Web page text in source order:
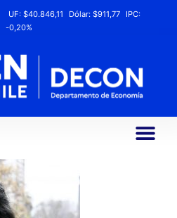
UF: $40.846,11 Dólar: $911,77
IPC:
-0,20%